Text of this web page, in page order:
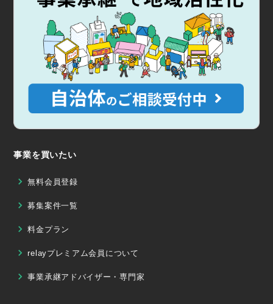
事業を買いたい
無料会員登録
募集案件一覧
料金プラン
relayプレミアム会員について
事業承継アドバイザー・専門家